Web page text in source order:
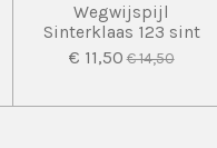
Wegwijspijl
Sinterklaas 123 sint
€ 11,50 € 14,50